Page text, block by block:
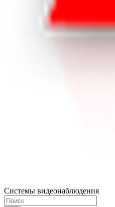
Системы видеонаблюдения